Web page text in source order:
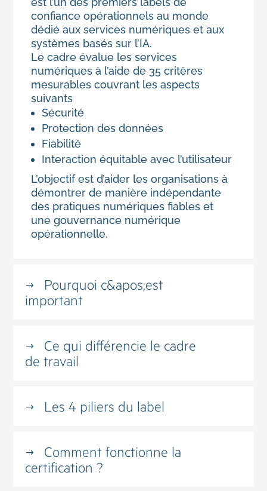
confiance opérationnels au monde
dédié aux services numériques et aux
systèmes basés sur l’IA.
Le cadre évalue les services
numériques à l’aide de 35 critères
mesurables couvrant les aspects
suivants
Sécurité
Protection des données
Fiabilité
Interaction équitable avec l’utilisateur
L’objectif est d’aider les organisations à
démontrer de manière indépendante
des pratiques numériques fiables et
une gouvernance numérique
opérationnelle.
Pourquoi c&apos;est
important
Ce qui différencie le cadre
de travail
Les 4 piliers du label
Comment fonctionne la
certification ?